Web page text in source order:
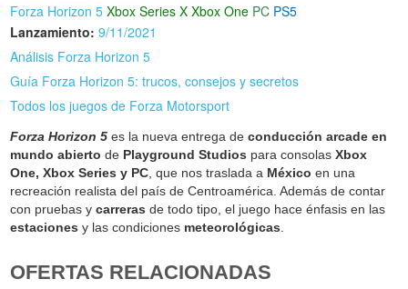
Forza Horizon 5 Xbox Series X Xbox One PC PS5
Lanzamiento: 9/11/2021
Análisis Forza Horizon 5
Guía Forza Horizon 5: trucos, consejos y secretos
Todos los juegos de Forza Motorsport
Forza Horizon 5 es la nueva entrega deconducción arcade en
mundo abierto de Playground Studios para consolasXbox
One, Xbox Series y PC , que nos traslada a México en una
recreación realista del país de Centroamérica. Además de contar
con pruebas ycarreras de todo tipo, el juego hace énfasis en las
estaciones y las condiciones meteorológicas
OFERTAS RELACIONADAS